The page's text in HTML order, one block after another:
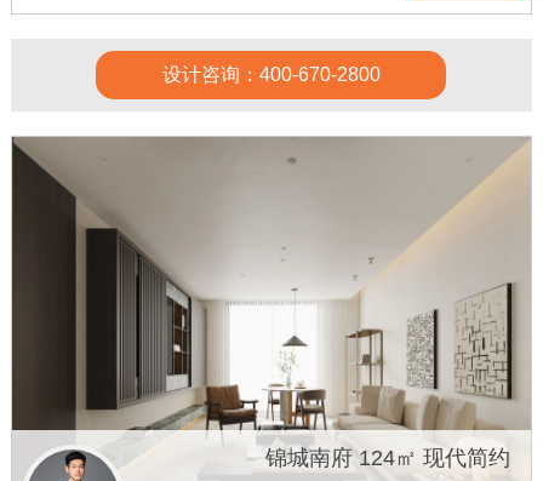
设计咨询：400-670-2800
锦城南府 124㎡ 现代简约